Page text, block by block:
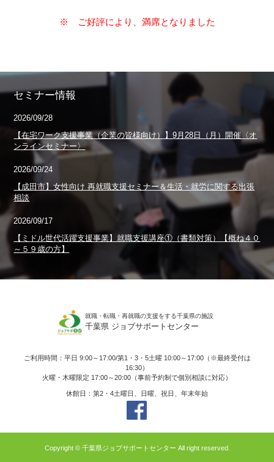
※ ご好評により、満席となりました
セミナー情報
2026/09/28
【在宅ワーク支援事業（企業の皆様向け）】9月28日（月）開催〈オ
ンラインセミナー〉
2026/09/24
【成田市】女性向け 再就職支援セミナー＆生活・就労に関する出張
相談
2026/09/17
【ミドル世代活躍支援事業】就職支援講座①（書類対策）【概ね４０
～５９歳の方】
就職・転職・再就職の支援をする千葉県の施設
千葉県 ジョブサポートセンター
ご利用時間：平日 9:00～17:00/第1・3・5土曜 10:00～17:00（※最終受付は
16:30）
火曜・木曜限定 17:00～20:00（事前予約制で個別相談に対応）
休館日：第2・4土曜日、日曜、祝日、年末年始
Copyright © 千葉県ジョブサポートセンター All right reserved.